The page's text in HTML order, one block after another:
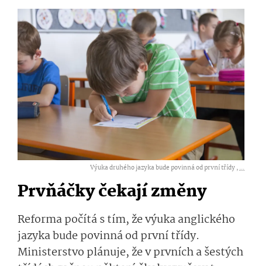
Výuka druhého jazyka bude povinná od první třídy ,...
Prvňáčky čekají změny
Reforma počítá s tím, že výuka anglického
jazyka bude povinná od první třídy.
Ministerstvo plánuje, že v prvních a šestých